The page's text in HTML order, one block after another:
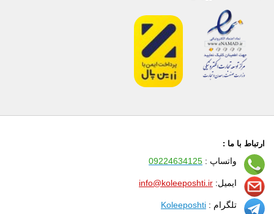
ارتباط با ما :
واتساپ : 09224634125
ایمیل: info@koleeposhti.ir
تلگرام : Koleeposhti